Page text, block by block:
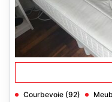
Courbevoie (92)